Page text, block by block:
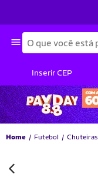
Busca
Inserir CEP
Home Futebol Chuteiras